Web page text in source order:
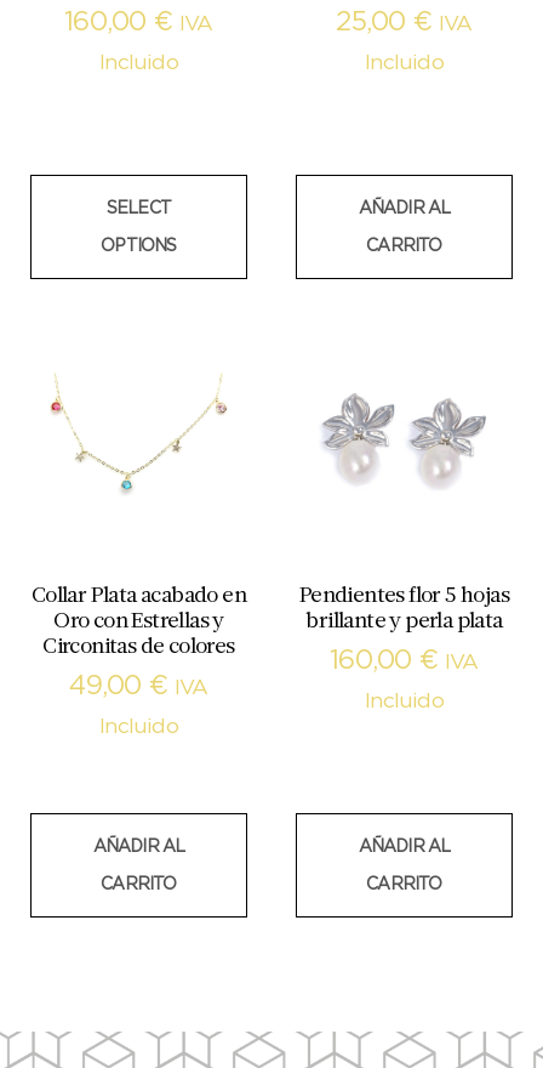
160,00 €
IVA
Incluido
SELECT
OPTIONS
25,00 €
IVA
Incluido
AÑADIR AL
CARRITO
Collar Plata acabado en
Oro con Estrellas y
Circonitas de colores
49,00 €
IVA
Incluido
AÑADIR AL
CARRITO
Pendientes flor 5 hojas
brillante y perla plata
160,00 €
IVA
Incluido
AÑADIR AL
CARRITO